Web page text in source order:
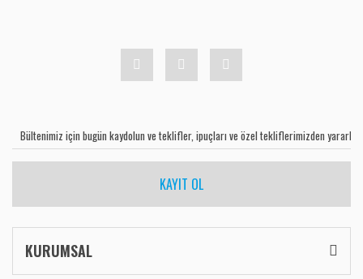
KAYIT OL
KURUMSAL